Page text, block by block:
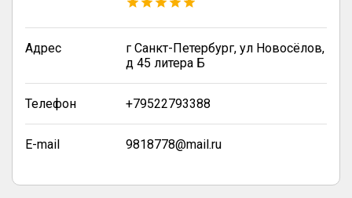
Адрес
г Санкт-Петербург, ул Новосёлов,
д 45 литера Б
Телефон +79522793388
E-mail 9818778@mail.ru